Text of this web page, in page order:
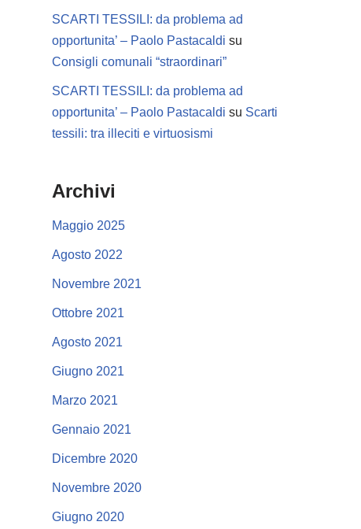
SCARTI TESSILI: da problema ad
opportunita’ – Paolo Pastacaldi su
Consigli comunali “straordinari”
SCARTI TESSILI: da problema ad
opportunita’ – Paolo Pastacaldi su Scarti
tessili: tra illeciti e virtuosismi
Archivi
Maggio 2025
Agosto 2022
Novembre 2021
Ottobre 2021
Agosto 2021
Giugno 2021
Marzo 2021
Gennaio 2021
Dicembre 2020
Novembre 2020
Giugno 2020